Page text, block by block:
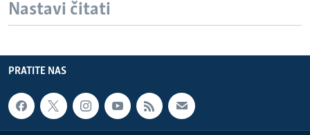
Nastavi čitati
PRATITE NAS